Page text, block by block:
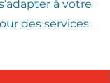
à votre
des services